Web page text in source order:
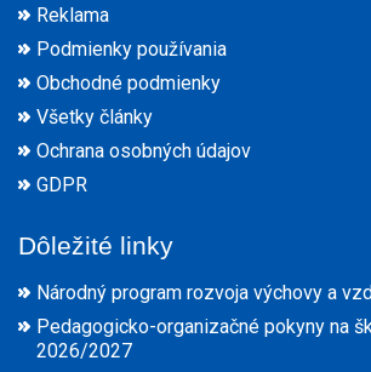
Reklama
Podmienky používania
Obchodné podmienky
Všetky články
Ochrana osobných údajov
GDPR
Dôležité linky
Národný program rozvoja výchovy a
Pedagogicko-organizačné pokyny na
2026/2027